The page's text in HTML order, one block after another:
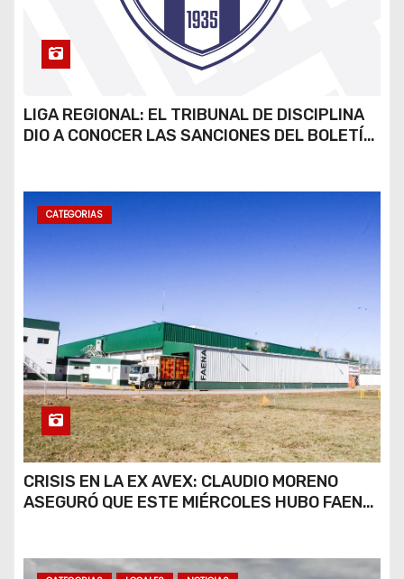
LIGA REGIONAL: EL TRIBUNAL DE DISCIPLINA
DIO A CONOCER LAS SANCIONES DEL BOLETÍN
CATEGORIAS
CRISIS EN LA EX AVEX: CLAUDIO MORENO
ASEGURÓ QUE ESTE MIÉRCOLES HUBO FAENA